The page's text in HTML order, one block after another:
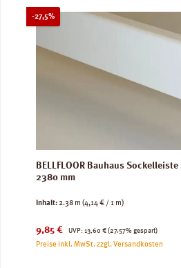
-27,5%Rabatt
BELLFLOOR Bauhaus
2380 mm
Inhalt:2.38 m (4,14 € / 1 m)
Verkaufspreis:
9,85 € UVP:
Regulärer Preis:
13,60 € (27.57% gespart)
Preise inkl. MwSt. zzgl. Versandkosten